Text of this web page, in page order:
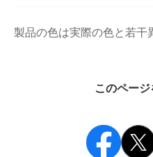
製品の色は実際の色と若干
このペー